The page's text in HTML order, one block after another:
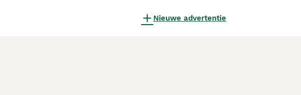
Nieuwe advertentie